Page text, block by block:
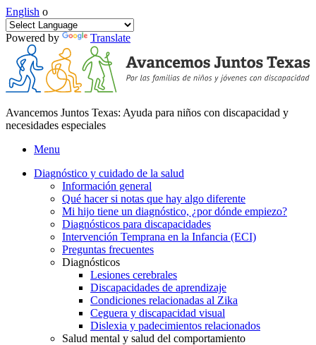
English o
Powered by Translate
Avancemos Juntos Texas: Ayuda para niños con discapacidad y
necesidades especiales
Menu
Diagnóstico y cuidado de la salud
Información general
Qué hacer si notas que hay algo diferente
Mi hijo tiene un diagnóstico, ¿por dónde empiezo?
Diagnósticos para discapacidades
Intervención Temprana en la Infancia (ECI)
Preguntas frecuentes
Diagnósticos
Lesiones cerebrales
Discapacidades de aprendizaje
Condiciones relacionadas al Zika
Ceguera y discapacidad visual
Dislexia y padecimientos relacionados
Salud mental y salud del comportamiento